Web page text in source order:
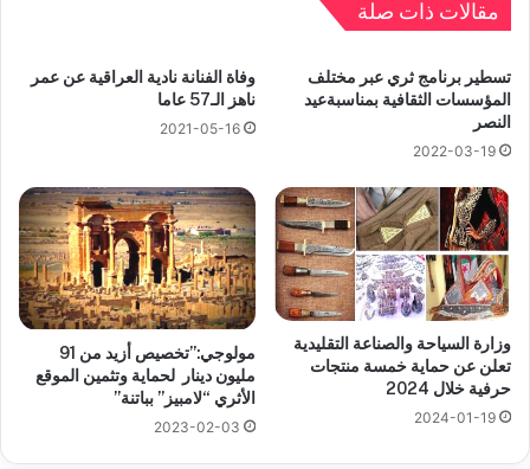
مقالات ذات صلة
تسطير برنامج ثري عبر مختلف
المؤسسات الثقافية بمناسبةعيد
النصر
2022-03-19
وفاة الفنانة نادية العراقية عن عمر
ناهز الـ57 عاما
2021-05-16
وزارة السياحة والصناعة التقليدية
تعلن عن حماية خمسة منتجات
حرفية خلال 2024
2024-01-19
مولوجي:”تخصيص أزيد من 91
مليون دينار لحماية وتثمين الموقع
الأثري “لامبيز” بباتنة”
2023-02-03